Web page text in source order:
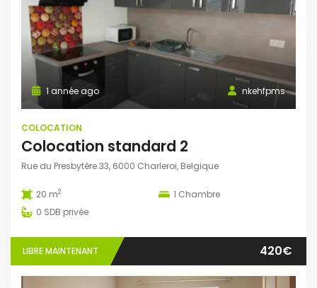
nkehfpms
1 année ago
COLOCATION
Colocation standard 2
Rue du Presbytère 33, 6000 Charleroi, Belgique
20 m2 1 Chambre
0 SDB privée
LIBRE MAINTENANT 420€